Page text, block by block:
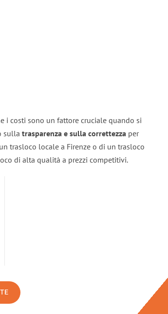
i costi sono un fattore cruciale quando si
sulla trasparenza e sulla correttezza per
trasloco locale a Firenze o di un trasloco
di alta qualità a prezzi competitivi.